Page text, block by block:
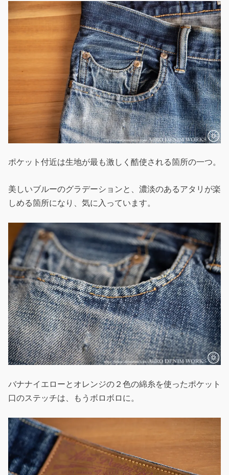
ポケット付近は生地が最も激しく酷使される箇所の一つ。
美しいブルーのグラデーションと、濃淡のあるアタリが楽
しめる箇所になり、気に入っています。
バナナイエローとオレンジの２色の綿糸を使ったポケット
口のステッチは、もうボロボロに。